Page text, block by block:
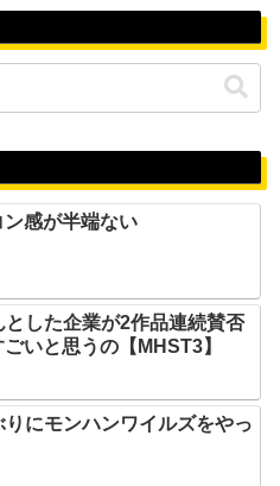
感が半端ない
とした企業が2作品連続賛否
いと思うの【MHST3】
りにモンハンワイルズをやっ